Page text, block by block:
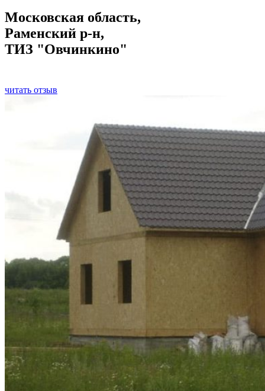
Московская область,
Раменский р-н,
ТИЗ "Овчинкино"
читать отзыв